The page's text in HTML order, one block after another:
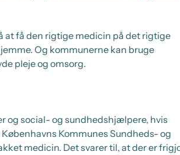
at få den rigtige medicin på det rigtige
Og kommunerne kan bruge
pleje og omsorg.
og social- og sundhedshjælpere, hvis
Kommunes Sundheds- og
medicin. Det svarer til, at der er